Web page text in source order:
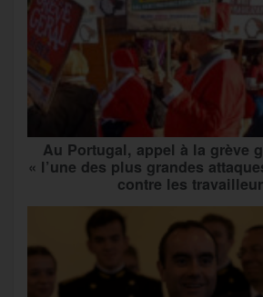
Au Portugal, appel à la grève
« l’une des plus grandes
contre les